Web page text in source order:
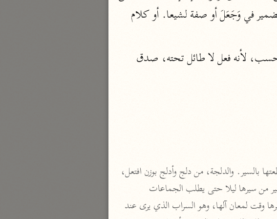
نحو مجلد
نحو ٤ مجلدات
تفسير القرآن الكريم
ابن عثيمين (١٤٢١ هـ)
نحو ١٥ مجلدًا